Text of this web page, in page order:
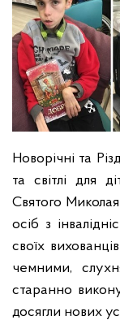
Новорічні та
та світлі для
Святого
осіб з
своїх
чемними,
старанно
досягли нових